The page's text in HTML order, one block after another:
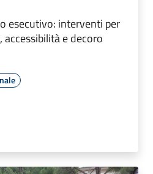
esecutivo: interventi per
e decoro